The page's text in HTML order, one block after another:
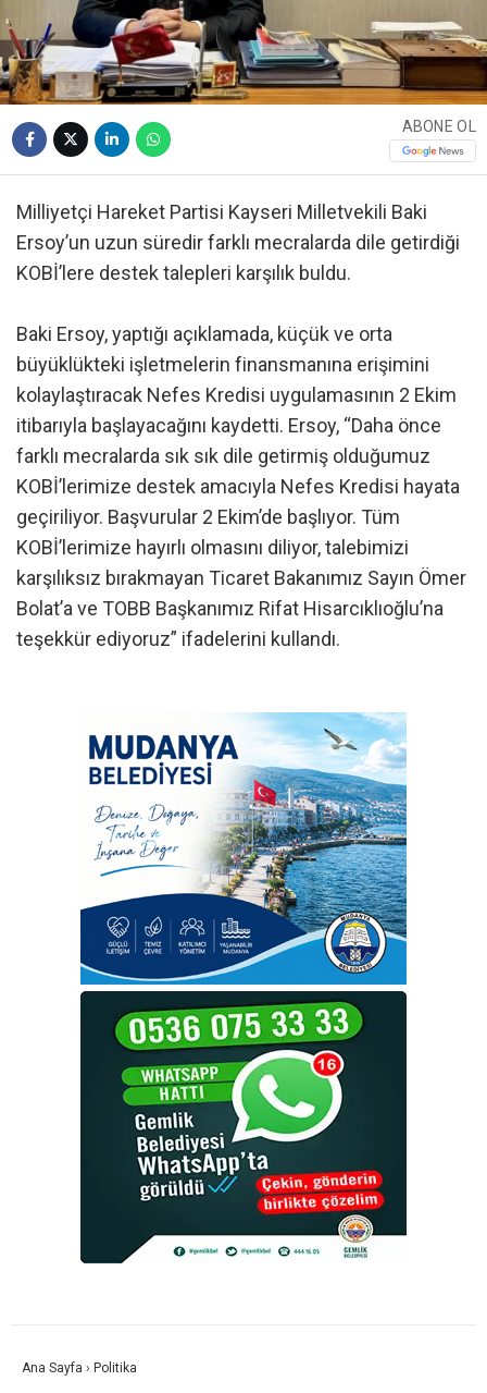
ABONE OL
Milliyetçi Hareket Partisi Kayseri Milletvekili Baki
Ersoy’un uzun süredir farklı mecralarda dile getirdiği
KOBİ’lere destek talepleri karşılık buldu.
Baki Ersoy, yaptığı açıklamada, küçük ve orta
büyüklükteki işletmelerin finansmanına erişimini
kolaylaştıracak Nefes Kredisi uygulamasının 2 Ekim
itibarıyla başlayacağını kaydetti. Ersoy, “Daha önce
farklı mecralarda sık sık dile getirmiş olduğumuz
KOBİ’lerimize destek amacıyla Nefes Kredisi hayata
geçiriliyor. Başvurular 2 Ekim’de başlıyor. Tüm
KOBİ’lerimize hayırlı olmasını diliyor, talebimizi
karşılıksız bırakmayan Ticaret Bakanımız Sayın Ömer
Bolat’a ve TOBB Başkanımız Rifat Hisarcıklıoğlu’na
teşekkür ediyoruz” ifadelerini kullandı.
Ana Sayfa › Politika